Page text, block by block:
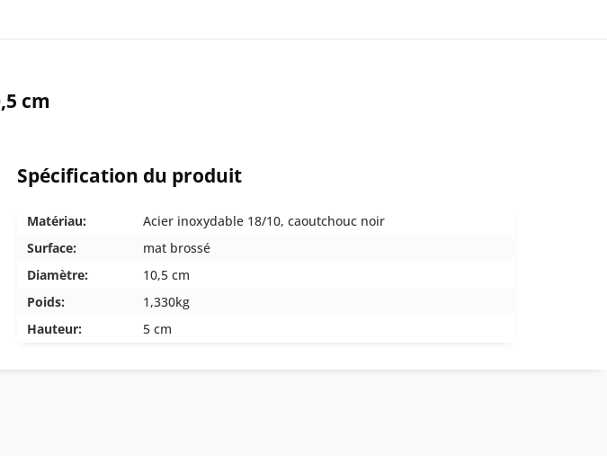
cm
Spécification du produit
Matériau:
Acier inoxydable 18/10, caoutchouc noir
Surface:
mat brossé
Diamètre:
10,5 cm
Poids:
1,330kg
Hauteur:
5 cm